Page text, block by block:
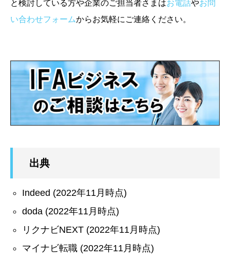
と検討している方や企業のご担当者さまはお電話やお問
い合わせフォームからお気軽にご連絡ください。
出典
Indeed (2022年11月時点)
doda (2022年11月時点)
リクナビNEXT (2022年11月時点)
マイナビ転職 (2022年11月時点)